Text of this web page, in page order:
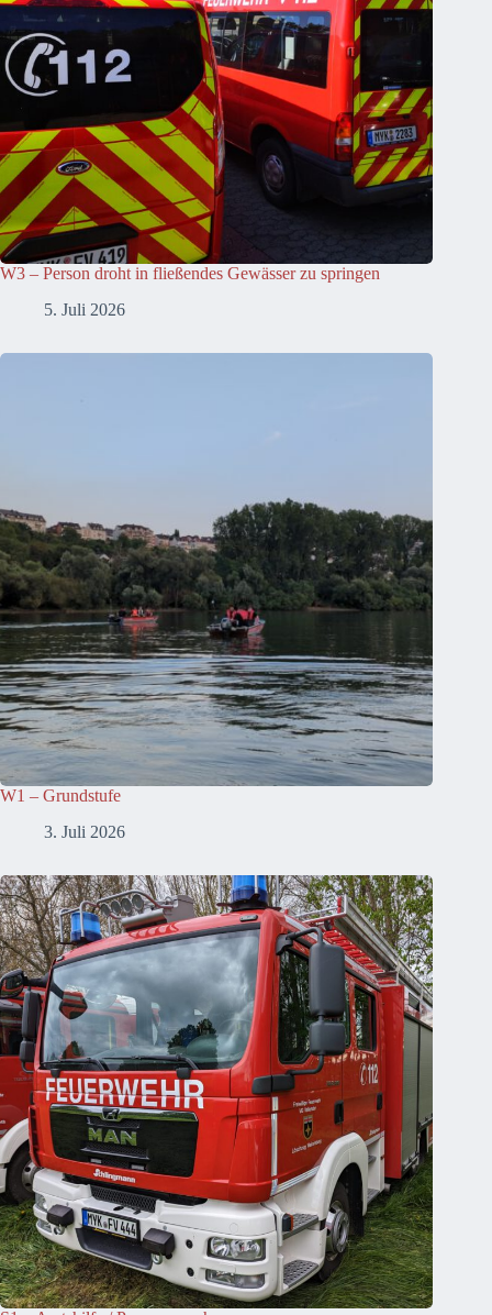
W3 – Person droht in fließendes Gewässer zu springen
5. Juli 2026
W1 – Grundstufe
3. Juli 2026